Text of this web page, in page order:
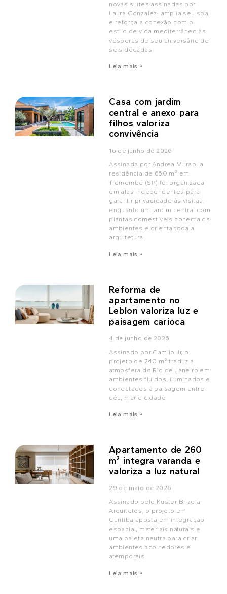
novas suítes assinadas por
Laura Gonzalez, amplia seu spa
e reforça a conexão com o
estilo de vida mediterrâneo às
vésperas de seu aniversário de
seis décadas
Leia mais »
Casa com jardim
central e anexo para
filhos valoriza
convivência
16 de junho de 2026
Assinada por Andrea Murao, a
residência de 650 m² em
Tremembé (SP) foi organizada
em alas independentes para
garantir privacidade às visitas,
enquanto um jardim central com
plantas comestíveis conecta os
ambientes e orienta toda a
arquitetura
Leia mais »
Reforma de
apartamento no
Leblon valoriza luz e
paisagem carioca
4 de junho de 2026
Assinado por Camilo Jr, o
projeto de 240 m² traduz a
atmosfera do Rio de Janeiro em
ambientes fluidos, iluminados e
conectados à paisagem entre
céu, mar e cidade
Leia mais »
Apartamento de 260
m² integra varanda e
valoriza a luz natural
29 de maio de 2026
Assinado pelo Kuster Brizola
Arquitetos, o projeto em
Curitiba aposta em integração
espacial, materiais naturais e
uma paleta neutra para criar
ambientes acolhedores e
atemporais
Leia mais »